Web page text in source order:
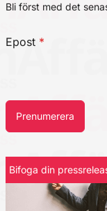
Bli först med det
Epost *
Prenumerera
Bifoga din